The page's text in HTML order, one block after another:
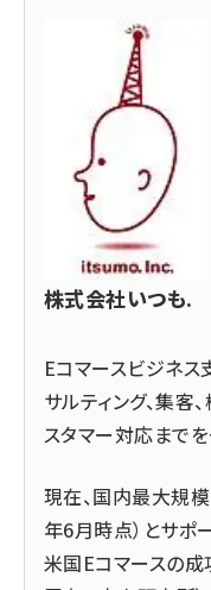
株式会社いつも.
Eコマースビジネ
サルティング、集客
スタマー対応まで
現在、国内最大規
年6月時点）とサポ
米国Eコマースの